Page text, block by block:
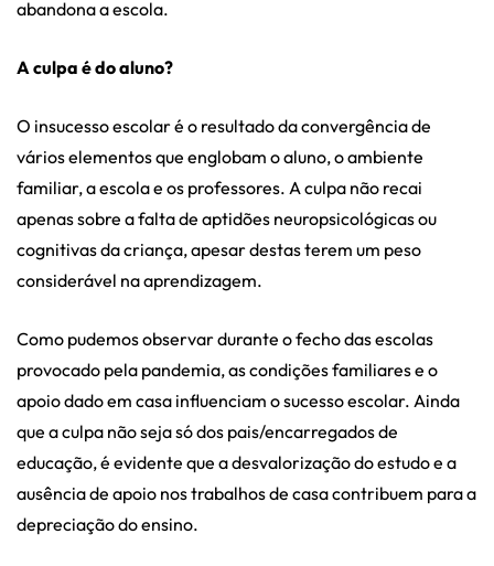
abandona a escola.
A culpa é do aluno?
O insucesso escolar é o resultado da convergência de
vários elementos que englobam o aluno, o ambiente
familiar, a escola e os professores. A culpa não recai
apenas sobre a falta de aptidões neuropsicológicas ou
cognitivas da criança, apesar destas terem um peso
considerável na aprendizagem.
Como pudemos observar durante o fecho das escolas
provocado pela pandemia, as condições familiares e o
apoio dado em casa influenciam o sucesso escolar. Ainda
que a culpa não seja só dos pais/encarregados de
educação, é evidente que a desvalorização do estudo e a
ausência de apoio nos trabalhos de casa contribuem para a
depreciação do ensino.